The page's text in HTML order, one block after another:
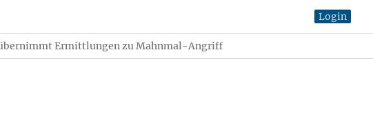
Login
Ermittlungen zu Mahnmal-Angriff